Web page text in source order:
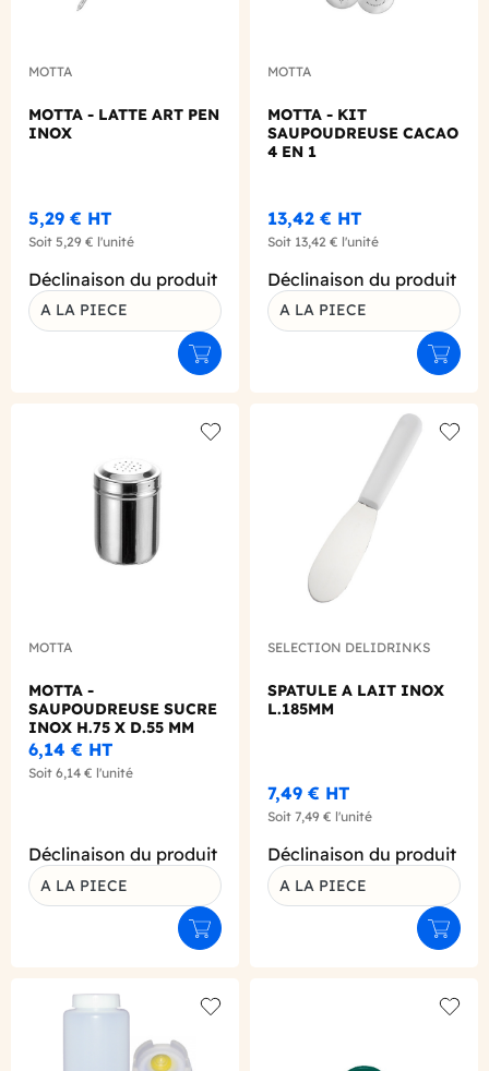
MOTTA
MOTTA - LATTE ART PEN
INOX
5,29 € HT
Soit 5,29 € l'unité
Déclinaison du produit
A LA PIECE
Ajouter au panier
MOTTA
MOTTA - KIT
SAUPOUDREUSE CACAO
4 EN 1
13,42 € HT
Soit 13,42 € l'unité
Déclinaison du produit
A LA PIECE
MOTTA
MOTTA -
SAUPOUDREUSE SUCRE
INOX H.75 X D.55 MM
6,14 € HT
Soit 6,14 € l'unité
Déclinaison du produit
A LA PIECE
Ajouter au panier
SELECTION DELIDRINKS
SPATULE A LAIT INOX
L.185MM
7,49 € HT
Soit 7,49 € l'unité
Déclinaison du produit
A LA PIECE